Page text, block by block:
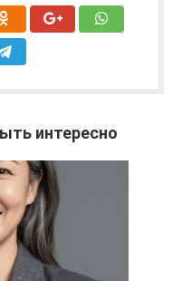
интересно